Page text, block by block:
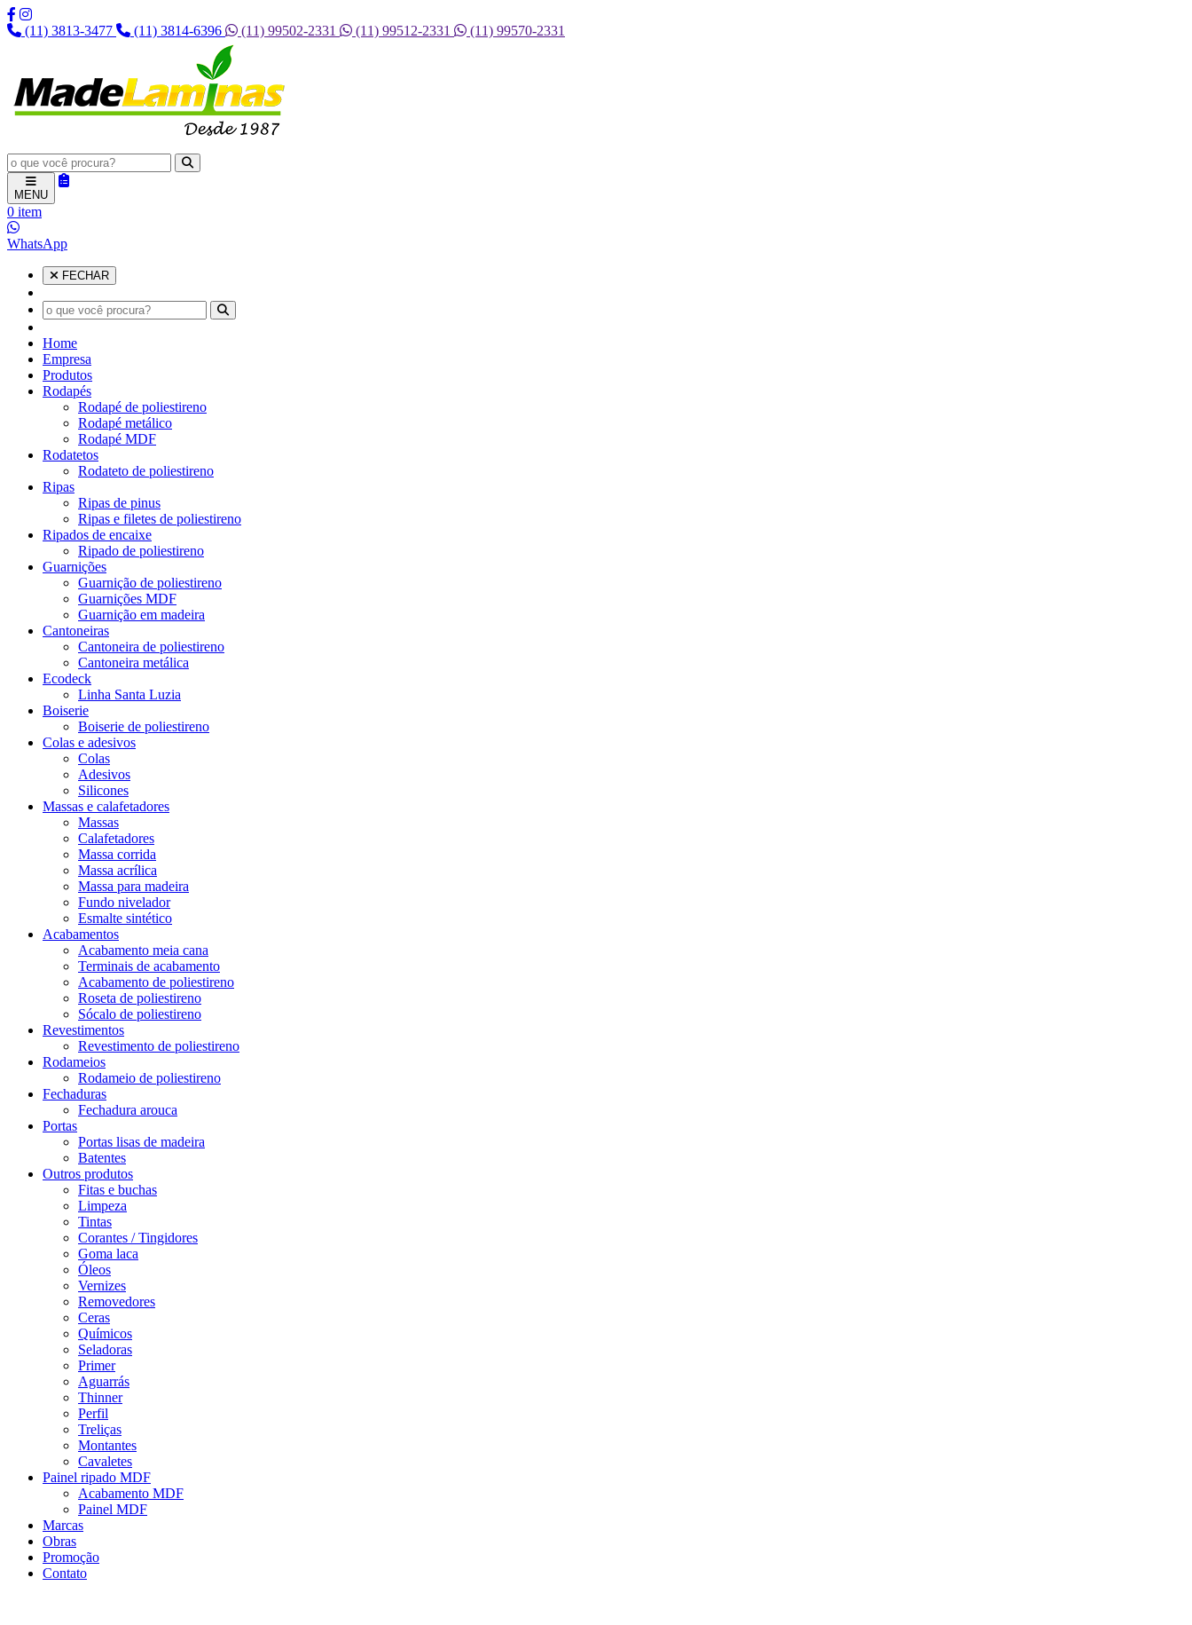
(11) 3813-3477 (11) 3814-6396 (11) 99502-2331 (11) 99512-2331 (11) 99570-2331
MENU
0 item
WhatsApp
FECHAR
Home
Empresa
Produtos
Rodapés
Rodapé de poliestireno
Rodapé metálico
Rodapé MDF
Rodatetos
Rodateto de poliestireno
Ripas
Ripas de pinus
Ripas e filetes de poliestireno
Ripados de encaixe
Ripado de poliestireno
Guarnições
Guarnição de poliestireno
Guarnições MDF
Guarnição em madeira
Cantoneiras
Cantoneira de poliestireno
Cantoneira metálica
Ecodeck
Linha Santa Luzia
Boiserie
Boiserie de poliestireno
Colas e adesivos
Colas
Adesivos
Silicones
Massas e calafetadores
Massas
Calafetadores
Massa corrida
Massa acrílica
Massa para madeira
Fundo nivelador
Esmalte sintético
Acabamentos
Acabamento meia cana
Terminais de acabamento
Acabamento de poliestireno
Roseta de poliestireno
Sócalo de poliestireno
Revestimentos
Revestimento de poliestireno
Rodameios
Rodameio de poliestireno
Fechaduras
Fechadura arouca
Portas
Portas lisas de madeira
Batentes
Outros produtos
Fitas e buchas
Limpeza
Tintas
Corantes / Tingidores
Goma laca
Óleos
Vernizes
Removedores
Ceras
Químicos
Seladoras
Primer
Aguarrás
Thinner
Perfil
Treliças
Montantes
Cavaletes
Painel ripado MDF
Acabamento MDF
Painel MDF
Marcas
Obras
Promoção
Contato